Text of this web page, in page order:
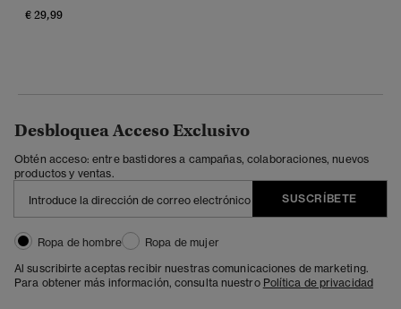
€ 29,99
Desbloquea Acceso Exclusivo
Obtén acceso: entre bastidores a campañas, colaboraciones, nuevos
productos y ventas.
SUSCRÍBETE
Ropa de hombre
Ropa de mujer
Al suscribirte aceptas recibir nuestras comunicaciones de marketing.
Para obtener más información, consulta nuestro Política de privacidad